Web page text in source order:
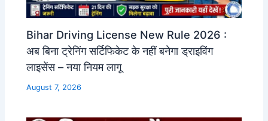
Bihar Driving License New Rule 2026 :
अब बिना ट्रेनिंग सर्टिफिकेट के नहीं बनेगा ड्राइविंग
लाइसेंस – नया नियम लागू
August 7, 2026